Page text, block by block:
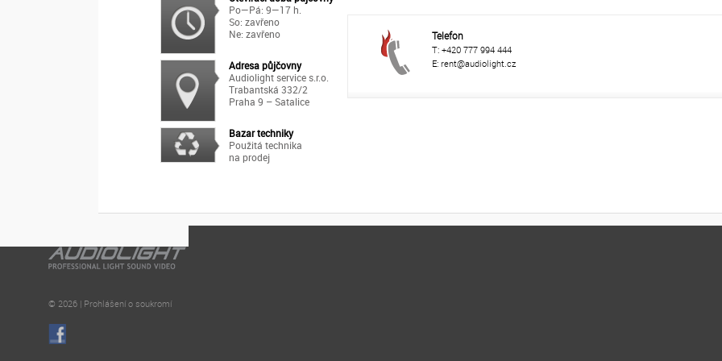
Po—Pá: 9—17 h.
So: zavřeno
Ne: zavřeno
Adresa půjčovny
Audiolight service s.r.o.
Trabantská 332/2
Praha 9 – Satalice
Bazar techniky
Použitá technika
na prodej
Telefon
T: +420 777 994 444
E: rent@audiolight.cz
© 2026 | Prohlášení o soukromí